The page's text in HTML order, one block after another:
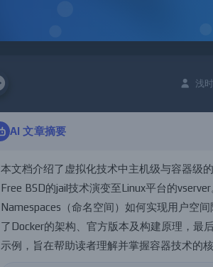
浅
AI 文章摘要
本文档介绍了 虚拟化技术中主机级与容器级的
Free BSD的jail技术演变至L inux平台的vserver
Namespaces （命名空间） 如何实现用 户空间
了Docker的架构 官方版本及构建原理 ， 最
示例 ， 旨在帮助读者理解并掌握容器技术的核